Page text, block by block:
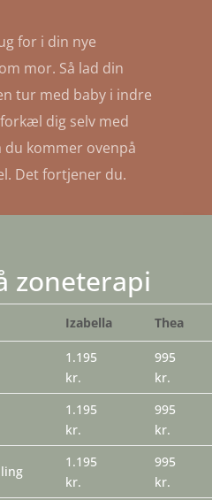
for i din nye
mor. Så lad din
tur med baby i indre
dig selv med
du kommer ovenpå
Det fortjener du.
zoneterapi
Izabella Thea
1.195
kr.
995
kr.
1.195
kr.
995
kr.
1.195
kr.
995
kr.